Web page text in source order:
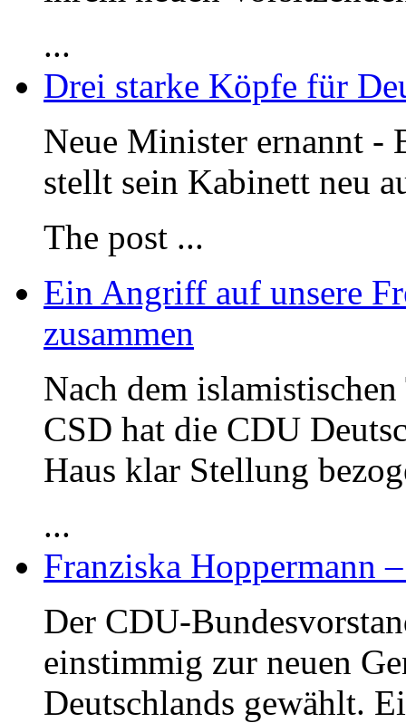
...
Drei starke Köpfe für
Neue Minister ernannt -
stellt sein Kabinett neu
The post ...
Ein Angriff auf unsere
zusammen
Nach dem
CSD hat die CDU
Haus klar Stellung
...
Franziska Hoppermann
Der CDU-
einstimmig zur neuen
Deutschlands gewählt.